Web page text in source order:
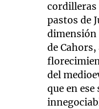
cordilleras
pastos de
dimensión
de
del
que en